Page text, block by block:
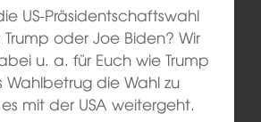
US-Präsidentschaftswahl
oder Joe Biden? Wir
u. a. für Euch wie Trump
die Wahl zu
mit der USA weitergeht.